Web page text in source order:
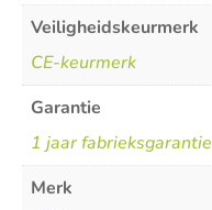
Veiligheidskeurmerk
CE-keurmerk
Garantie
1 jaar fabrieksgarantie
Merk